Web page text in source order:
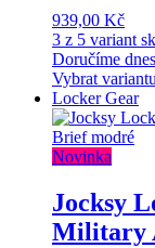
939,00 Kč
3 z 5 variant
Doručíme
Vybrat variantu
Locker Gear
Novinka
Jocksy
Military